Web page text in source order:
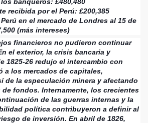
recibida por el Perú: £200,385
en el mercado de Londres al 15 de
(más intereses)
financieros no pudieron continuar
el exterior, la crisis bancaria y
1825-26 redujo el intercambio con
a los mercados de capitales,
de la especulación minera y afectando
fondos. Internamente, los crecientes
de las guerras internas y la
política contribuyeron a definir al
de inversión. En abril de 1826,